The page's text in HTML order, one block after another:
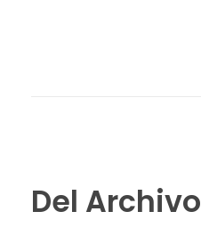
Del Archivo